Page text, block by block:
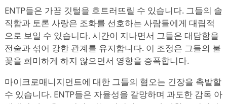
ENTP들은 가끔 깃털을 흐트러뜨릴 수 있습니다. 그들의 솔
직함과 토론 사랑은 조화를 선호하는 사람들에게 대립적
으로 보일 수 있습니다. 시간이 지나면서 그들은 대담함을
전술과 섞어 강한 관계를 유지합니다. 이 조정은 그들의 불
꽃을 희미하게 하지 않으면서 영향을 증폭합니다.
마이크로매니지먼트에 대한 그들의 혐오는 긴장을 촉발할
수 있습니다. ENTP들은 자율성을 갈망하며 과도한 감독 아